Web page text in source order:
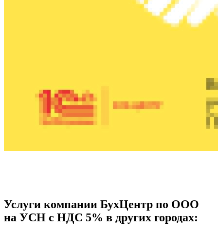
Услуги компании БухЦентр по ООО
на УСН с НДС 5% в других городах: